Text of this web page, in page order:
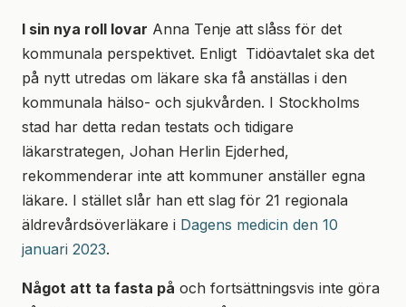
I sin nya roll lovar Anna Tenje att slåss för det
kommunala perspektivet. Enligt Tidöavtalet ska det
på nytt utredas om läkare ska få anställas i den
kommunala hälso- och sjukvården. I Stockholms
stad har detta redan testats och tidigare
läkarstrategen, Johan Herlin Ejderhed,
rekommenderar inte att kommuner anställer egna
läkare. I stället slår han ett slag för 21 regionala
äldrevårdsöverläkare i Dagens medicin den 10
januari 2023.
Något att ta fasta på och fortsättningsvis inte göra